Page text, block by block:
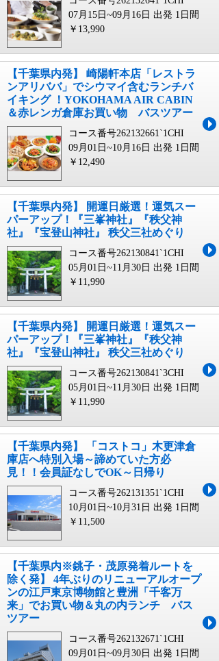
07月15日~09月16日 出発 1日間
￥13,990
【千葉県内発】 崎陽軒本店「レストラ
ンアリババ」でシウマイ含むランチバ
イキング ！YOKOHAMA AIR CABIN
＆赤レンガ倉庫お買い物 バスツアー
コース番号262132661`1CHI
09月01日~10月16日 出発 1日間
￥12,490
【千葉県内発】 開運日厳選！運気スー
パーアップ！『三峯神社』『秩父神
社』『宝登山神社』 秩父三社めぐり
コース番号262130841`1CHI
05月01日~11月30日 出発 1日間
￥11,990
【千葉県内発】 開運日厳選！運気スー
パーアップ！『三峯神社』『秩父神
社』『宝登山神社』 秩父三社めぐり
コース番号262130841`3CHI
05月01日~11月30日 出発 1日間
￥11,990
【千葉県内発】 「コストコ」木更津倉
庫店へ特別入場～諦めていた方必
見！！会員証なしでOK～日帰り
コース番号262131351`1CHI
10月01日~10月31日 出発 1日間
￥11,500
【千葉県内※銚子・茂原発着ルートを
除く発】 4年ぶりのリニューアルオープ
ンの江戸東京博物館と豊洲「千客万
来」でお買い物＆丸の内ランチ バス
ツアー
コース番号262132671`1CHI
09月01日~09月30日 出発 1日間